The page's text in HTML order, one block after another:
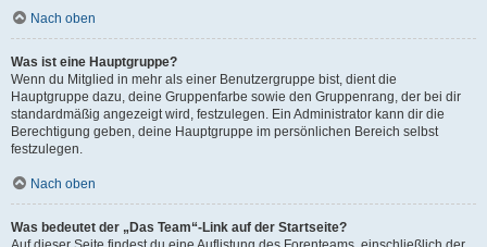
Nach oben
Was ist eine Hauptgruppe?
Wenn du Mitglied in mehr als einer Benutzergruppe bist, dient die
Hauptgruppe dazu, deine Gruppenfarbe sowie den Gruppenrang, der bei dir
standardmäßig angezeigt wird, festzulegen. Ein Administrator kann dir die
Berechtigung geben, deine Hauptgruppe im persönlichen Bereich selbst
festzulegen.
Nach oben
Was bedeutet der „Das Team“-Link auf der Startseite?